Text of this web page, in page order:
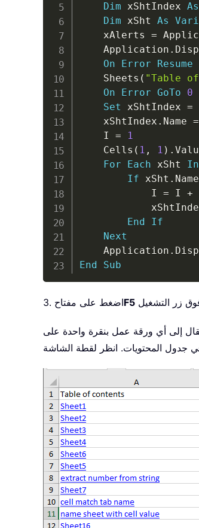
Dim xShtIndex As
Dim xSht As
    xAlerts
=
    Application
.
On
Error Resume
    Sheets
( "Table
On
Error GoTo
0
Set xShtIndex =
    xShtIndex
. Name =
    I
=
1
    Cells
( 1 , 1 ) .
For
Each xSht In
If xSht . Name
            I
= I +
End
If
Next
    Application
.
End
Sub
3. اضغط على مفتاحF5
إلى أي ورقة عمل بنقرة واحدة على